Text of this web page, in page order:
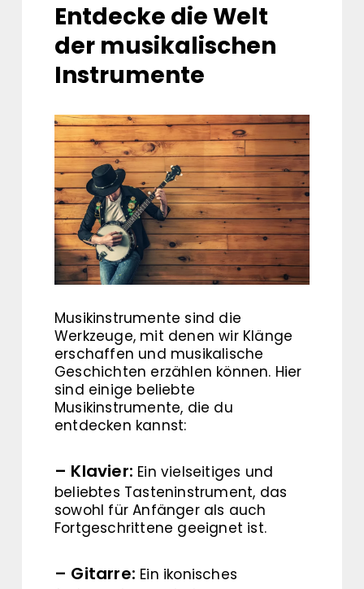
Entdecke die Welt
der musikalischen
Instrumente
Musikinstrumente sind die
Werkzeuge, mit denen wir Klänge
erschaffen und musikalische
Geschichten erzählen können. Hier
sind einige beliebte
Musikinstrumente, die du
entdecken kannst:
– Klavier: Ein vielseitiges und
beliebtes Tasteninstrument, das
sowohl für Anfänger als auch
Fortgeschrittene geeignet ist.
– Gitarre: Ein ikonisches